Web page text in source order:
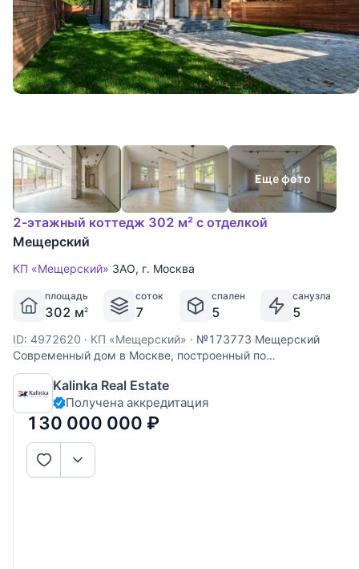
Еще фото
2-этажный коттедж 302 м² с отделкой
Мещерский
КП «Мещерский» ЗАО, г. Москва
площадь
302 м2
соток
7
спален
5
санузла
5
ID: 4972620 · КП «Мещерский» · №173773 Мещерский
Современный дом в Москве, построенный по
индивидуальному проекту, площадью 302 кв. метра с
эксплуатируемой кровлей, находится в шаговой
доступности от шикарного Мещерского леса. Фасад
облицован штукатуркой и натуральной
Kalinka Real Estate
Получена аккредитация
130 000 000 ₽